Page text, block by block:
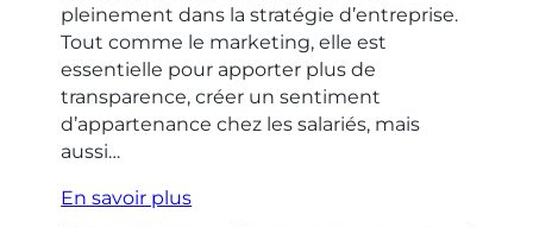
pleinement dans la stratégie d’entreprise.
Tout comme le marketing, elle est
essentielle pour apporter plus de
transparence, créer un sentiment
d’appartenance chez les salariés, mais
aussi…
En savoir plus